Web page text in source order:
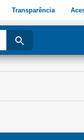
Transparência
search